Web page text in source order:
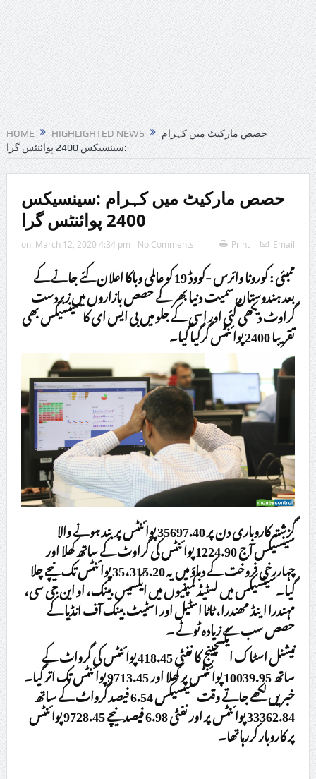
HOME HIGHLIGHTED NEWS
حصص مارکیٹ میں کہرام
:سینسیکس 2400 پوائنٹس گرا
حصص مارکیٹ میں کہرام :سینسیکس
2400 پوائنٹس گرا
on: March 12, 2020 4:34 pm No Comments Print Email
ممبئی : کورونا وائرس -کووڈ 19 کو عالمی وباکا اعلان کئے جانے کے
بعد ہندوستان سمیت دنیا بھر کے حصص بازاروں میں زبردست
گراوٹ دیکھی گئی اور اسی کے جلو میں بی ایس ای کا سینسیکس بھی
تقریبا 2400 پوائنٹس گرگیا گیا۔
گزشتہ کاروباری دن پر 35697.40 پوائنٹس پر بند ہونے والا
سینسیکس آج 1224.90 پوائنٹس کی گراوٹ کے ساتھ کھلا اور
چہاررخی فروخت کے دباؤ میں یہ 35،315.20 پوائنٹس تک نیچے چلا
گیا۔سینسیکس میں لسٹیڈ کمپنیوں میں ایکسیس بینک، او این جی سی،
مہندرا اینڈ مھندرا، ٹاٹا اسٹیل اور اسٹیٹ بینک آف انڈیا کے
حصص سب سے زیادہ ٹوٹے ۔
نیشنل اسٹاک ایکسچینج کا نفٹی 418.45 پوائنٹس کی گرواٹ کے
ساتھ 10039.95 پوائنٹس پر کھلا اور 9713.45 پوائنٹس تک اتر گیا۔
خبریں لکھے جاتے وقت سینسیکس 6.54 فیصد گرواٹ کے ساتھ
33362.84 پوائنٹس پر اور نفٹی 6.98 فیصد نیچے 9728.45 پوائنٹس
پر کاروبار کررہاتھا۔